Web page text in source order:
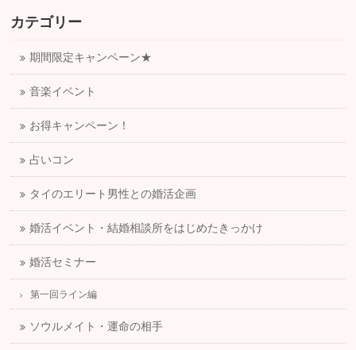
カテゴリー
期間限定キャンペーン★
音楽イベント
お得キャンペーン！
占いコン
タイのエリート男性との婚活企画
婚活イベント・結婚相談所をはじめたきっかけ
婚活セミナー
第一回ライン編
ソウルメイト・運命の相手